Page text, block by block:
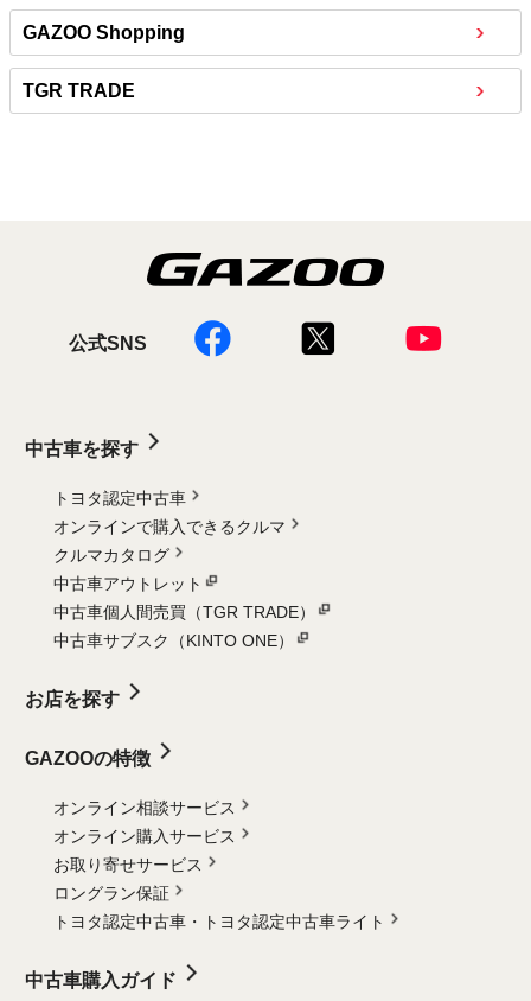
GAZOO Shopping
TGR TRADE
公式SNS
中古車を探す
トヨタ認定中古車
オンラインで購入できるクルマ
クルマカタログ
中古車アウトレット
中古車個人間売買（TGR TRADE）
中古車サブスク（KINTO ONE）
お店を探す
GAZOOの特徴
オンライン相談サービス
オンライン購入サービス
お取り寄せサービス
ロングラン保証
トヨタ認定中古車・
トヨタ認定中古車ライト
中古車購入ガイド